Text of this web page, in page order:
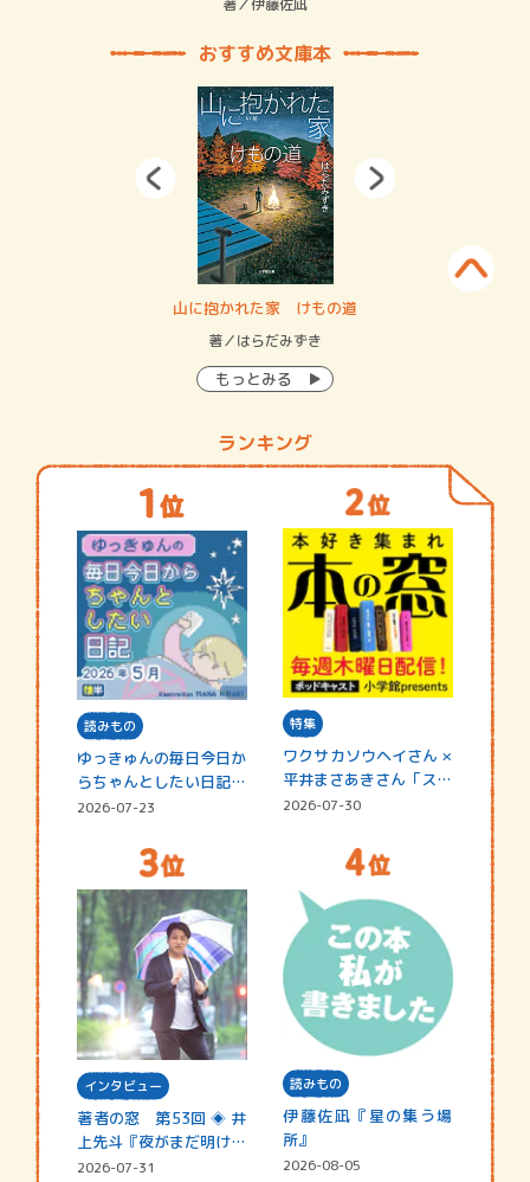
著／伊藤佐凪
おすすめ文庫本
山に抱かれた家 けもの道
著／はらだみずき
もっとみる
ランキング
読みもの
ゆっきゅんの毎日今日か
らちゃんとしたい日記
☆202…
2026-07-23
特集
ワクサカソウヘイさん ×
平井まさあきさん「スペ
シャ…
2026-07-30
インタビュー
著者の窓 第53回 ◈ 井
上先斗『夜がまだ明けな
い』
2026-07-31
読みもの
伊藤佐凪『星の集う場
所』
2026-08-05